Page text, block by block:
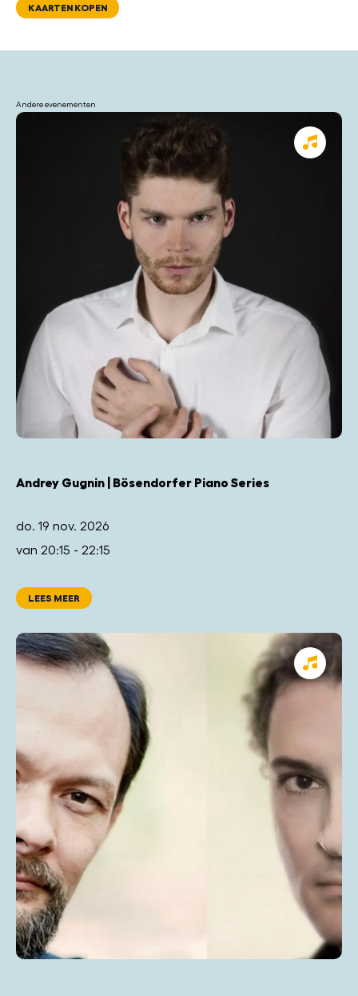
KAARTEN KOPEN
Andere evenementen
Andrey Gugnin | Bösendorfer Piano Series
do. 19 nov. 2026
van 20:15 - 22:15
LEES MEER